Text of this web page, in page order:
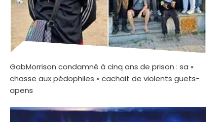
GabMorrison condamné à cinq ans de prison : sa «
chasse aux pédophiles » cachait de violents guets-
apens